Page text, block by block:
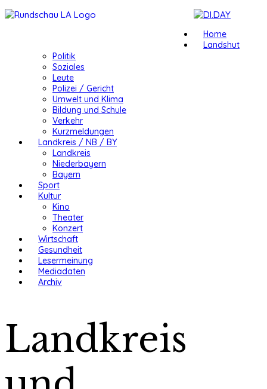
Home
Landshut
Politik
Soziales
Leute
Polizei / Gericht
Umwelt und Klima
Bildung und Schule
Verkehr
Kurzmeldungen
Landkreis / NB / BY
Landkreis
Niederbayern
Bayern
Sport
Kultur
Kino
Theater
Konzert
Wirtschaft
Gesundheit
Lesermeinung
Mediadaten
Archiv
Landkreis